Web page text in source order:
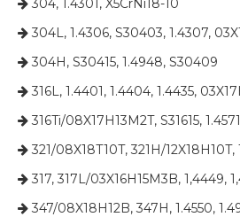
 304, 1.4301, X5CrNi18-10
 304L, 1.4306, S30403, 1.4307,
 304H, S30415, 1.4948, S30409
 316L, 1.4401, 1.4404, 1.4435,
 316Ti/08X17H13M2T, S31615,
 321/08X18T10T, 321H/12X18H10T,
 317, 317L/03X16H15M3B, 1,4449,
 347/08X18H12B, 347H, 1.4550,